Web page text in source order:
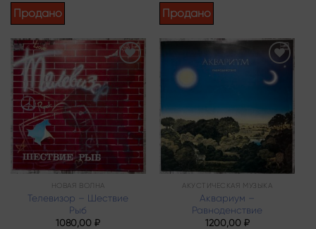
Продано Продано
Add to
wishlist
НОВАЯ ВОЛНА
Телевизор – Шествие
Рыб
1080,00₽
Add to
wishlist
АКУСТИЧЕСКАЯ МУЗЫКА
Аквариум –
Равноденствие
1200,00 ₽